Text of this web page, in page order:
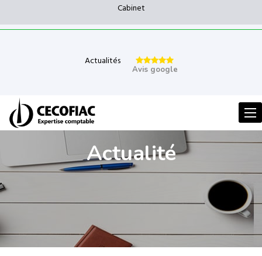
Cabinet
Actualités
Avis google
Actualité